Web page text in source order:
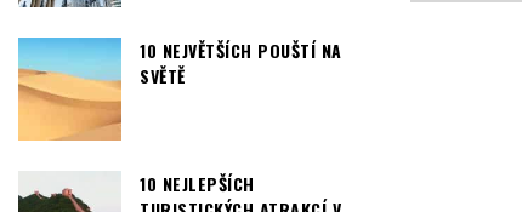
10 NEJVĚTŠÍCH POUŠTÍ NA
SVĚTĚ
10 NEJLEPŠÍCH